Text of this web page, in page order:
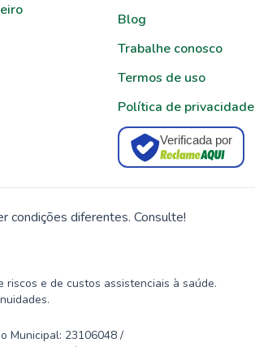
Blog
Trabalhe conosco
Termos de uso
Política de privacidade
Verificada por
condições diferentes. Consulte!
e de custos assistenciais à saúde.
Municipal: 23106048 /